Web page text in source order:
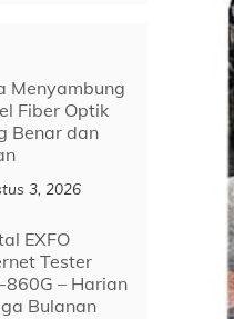
Menyambung
Fiber Optik
Benar dan
3, 2026
EXFO
Tester
860G – Harian
Bulanan